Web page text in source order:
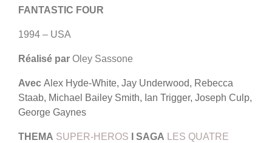
FANTASTIC FOUR
1994 – USA
Réalisé par Oley Sassone
Avec Alex Hyde-White, Jay Underwood, Rebecca
Staab, Michael Bailey Smith, Ian Trigger, Joseph Culp,
George Gaynes
THEMA SUPER-HEROS SAGA
LES QUATRE